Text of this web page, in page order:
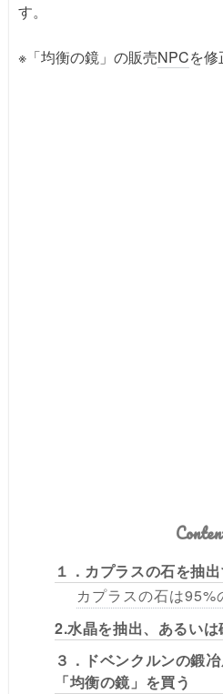
す。
※「均衡の鏡」の販売NPCを修
１．カプラスの石を抽
カプラスの石は95%
2.水晶を抽出、あるいは
３．ドベンクルンの鍛
「均衡の鏡」を買う